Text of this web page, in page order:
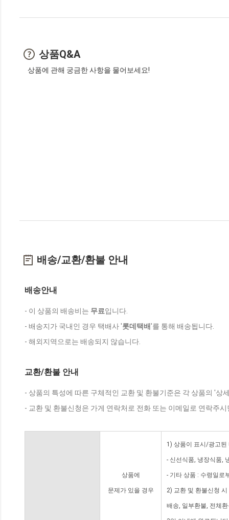
상품Q&A
상품에 관해 궁금한 사항을 물어보세요!
배송/교환/환불 안내
배송안내
- 이 상품의 배송비는 무료입니다.
- 배송지가 국내인 경우 택배사 '롯데택배'를 통해 배송됩니다.
- 해외지역으로는 배송되지 않습니다.
교환/환불 안내
- 상품의 특성에 따른 구체적인 교환 및 환불기준은 각 상품의 '상
- 교환 및 환불신청은 가게 연락처로 전화 또는 이메일로 연락주
상품에
문제가 있을 경우
1) 상품이 표시/광고된
- 신선식품, 냉장식품,
- 기타 상품 : 수령일로
2) 교환 및 환불신청
배송, 일부환불, 전체